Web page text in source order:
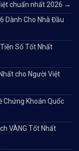
chuẩn nhất 2026 →
Dành Cho Nhà Đầu
Số Tốt Nhất
cho Người Việt
Chứng Khoán Quốc
VÀNG Tốt Nhất